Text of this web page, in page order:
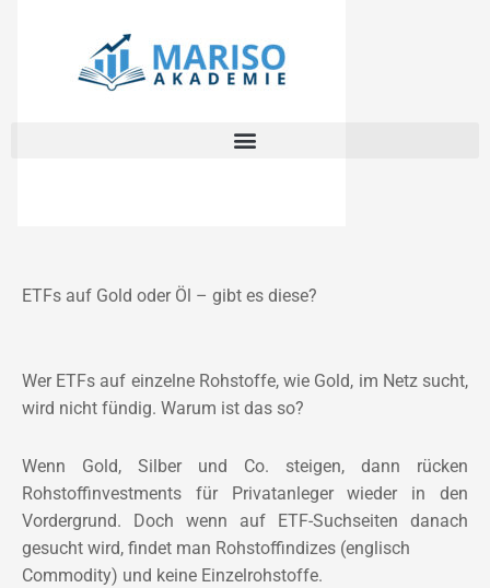
ETFs auf Gold oder Öl – gibt es diese?
Wer ETFs auf einzelne Rohstoffe, wie Gold, im Netz sucht,
wird nicht fündig. Warum ist das so?
Wenn Gold, Silber und Co. steigen, dann rücken
Rohstoffinvestments für Privatanleger wieder in den
Vordergrund. Doch wenn auf ETF-Suchseiten danach
gesucht wird, findet man Rohstoffindizes (englisch
Commodity) und keine Einzelrohstoffe.